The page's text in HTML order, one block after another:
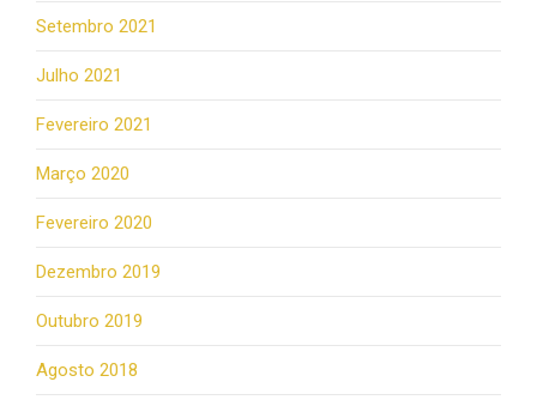
Setembro 2021
Julho 2021
Fevereiro 2021
Março 2020
Fevereiro 2020
Dezembro 2019
Outubro 2019
Agosto 2018